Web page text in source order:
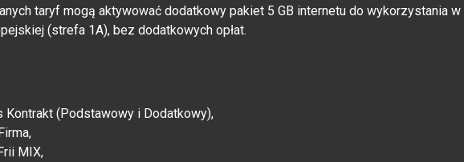
taryf mogą aktywować dodatkowy pakiet 5 GB internetu do wykorzystania w
(strefa 1A), bez dodatkowych opłat.
Kontrakt (Podstawowy i Dodatkowy),
MIX,